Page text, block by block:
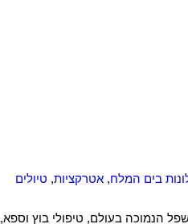
בים המלח, אטרקציות, טיולים
הנמוכה בעולם, טיפולי בוץ וספא,